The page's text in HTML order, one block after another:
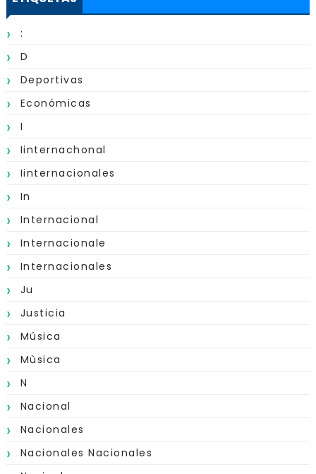
:
D
Deportivas
Económicas
I
Iinternachonal
Iinternacionales
In
Internacional
Internacionale
Internacionales
Ju
Justicia
Música
Mùsica
N
Nacional
Nacionales
Nacionales Nacionales